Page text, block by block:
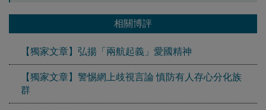
相關博評
【獨家文章】弘揚「兩航起義」愛國精神
【獨家文章】警惕網上歧視言論 慎防有人存心分化族
群